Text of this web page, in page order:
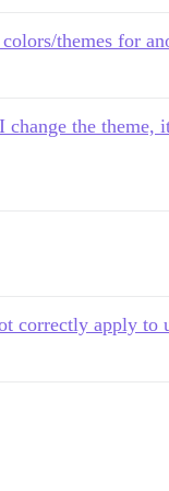
themes for
the theme,
correctly apply to